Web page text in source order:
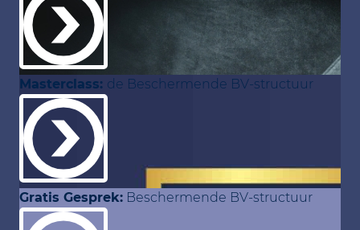
Masterclass: de Beschermende BV-structuur
Gratis Gesprek: Beschermende BV-structuur